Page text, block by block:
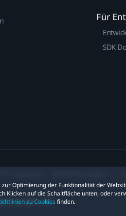
zur Optimierung der Funktionalität der
Klicken auf die Schaltfläche unten, oder
zu Cookiesfinden.
Für
SDK
Privacy@htc.com